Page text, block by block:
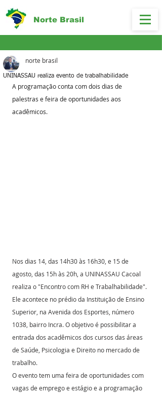
Norte Brasil
UNINASSAU realiza evento de trabalhabilidade
norte brasil
A programação conta com dois dias de
palestras e feira de oportunidades aos
acadêmicos.
Nos dias 14, das 14h30 às 16h30, e 15 de
agosto, das 15h às 20h, a UNINASSAU Cacoal
realiza o "Encontro com RH e Trabalhabilidade".
Ele acontece no prédio da Instituição de Ensino
Superior, na Avenida dos Esportes, número
1038, bairro Incra. O objetivo é possibilitar a
entrada dos acadêmicos dos cursos das áreas
de Saúde, Psicologia e Direito no mercado de
trabalho.
O evento tem uma feira de oportunidades com
vagas de emprego e estágio e a programação